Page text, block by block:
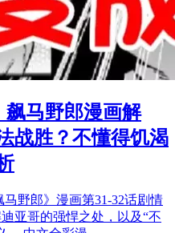
飙马野郎漫画解
战胜？不懂得饥渴
马野郎》漫画第31-32话剧情
亚哥的强悍之处，以及“不